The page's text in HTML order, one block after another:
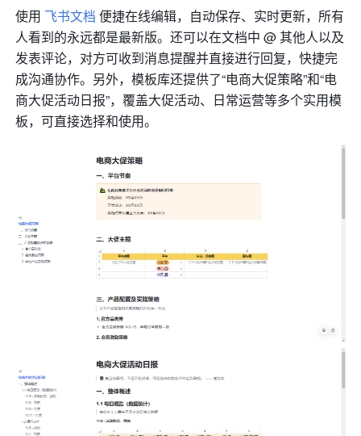
使用 飞书文档 便捷在线编辑，自动保存、实时更新，所有
人看到的永远都是最新版。还可以在文档中 @ 其他人以及
发表评论，对方可收到消息提醒并直接进行回复，快捷完
成沟通协作。另外，模板库还提供了“电商大促策略”和“电
商大促活动日报”，覆盖大促活动、日常运营等多个实用模
板，可直接选择和使用。